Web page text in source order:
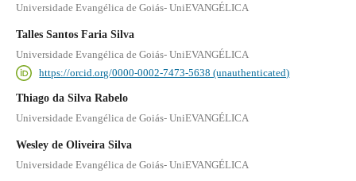
Universidade Evangélica de Goiás- UniEVANGÉLICA
Talles Santos Faria Silva
Universidade Evangélica de Goiás- UniEVANGÉLICA
https://orcid.org/0000-0002-7473-5638 (unauthenticated)
Thiago da Silva Rabelo
Universidade Evangélica de Goiás- UniEVANGÉLICA
Wesley de Oliveira Silva
Universidade Evangélica de Goiás- UniEVANGÉLICA